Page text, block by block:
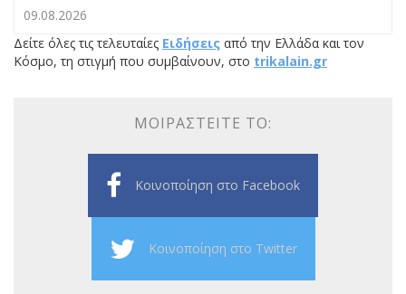
09.08.2026
Δείτε όλες τις τελευταίες Ειδήσεις από την Ελλάδα και τον
Κόσμο, τη στιγμή που συμβαίνουν, στο trikalain.gr
ΜΟΙΡΑΣΤΕΊΤΕ ΤΟ:
Κοινοποίηση στο Facebook
Κοινοποίηση στο Twitter